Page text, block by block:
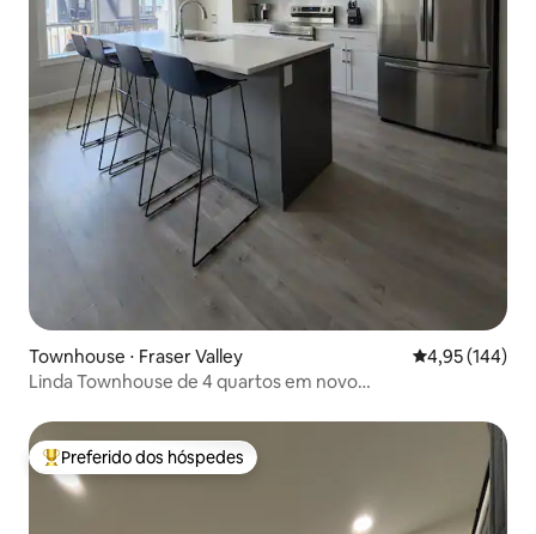
Townhouse ⋅ Fraser Valley 4,95 de uma
4,95 (144)
Linda Townhouse de 4 quartos em novo
Entre os melhores preferidos dos hóspedes
Preferido dos hóspedes